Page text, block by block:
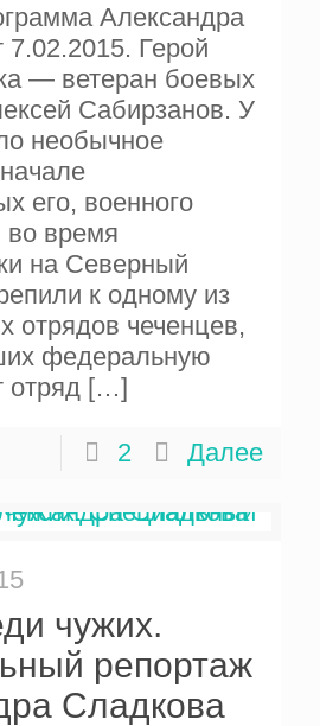
Александра
7.02.2015. Герой
— ветеран боевых
Сабирзанов. У
необычное
его, военного
во время
на Северный
к одному из
отрядов чеченцев,
федеральную
отряд […]
2 Далее
чужих.
репортаж
Сладкова